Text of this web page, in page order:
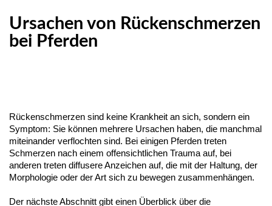
Ursachen von Rückenschmerzen
bei Pferden
Rückenschmerzen sind keine Krankheit an sich, sondern ein
Symptom: Sie können mehrere Ursachen haben, die manchmal
miteinander verflochten sind. Bei einigen Pferden treten
Schmerzen nach einem offensichtlichen Trauma auf, bei
anderen treten diffusere Anzeichen auf, die mit der Haltung, der
Morphologie oder der Art sich zu bewegen zusammenhängen.
Der nächste Abschnitt gibt einen Überblick über die